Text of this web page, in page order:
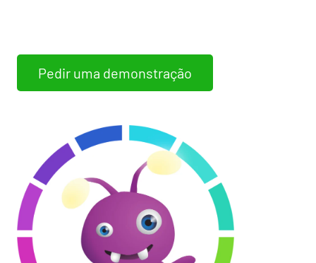
Pedir uma demonstração